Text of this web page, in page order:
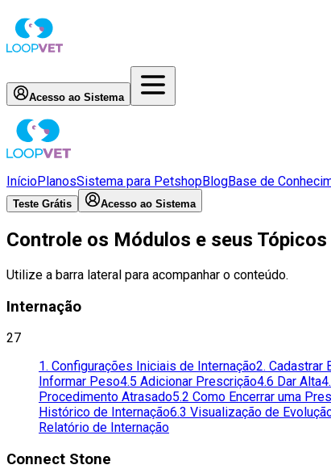
Acesso ao Sistema
InícioPlanosSistema para PetshopBlogBase de
Teste Grátis Acesso ao Sistema
Controle os Módulos e seus Tópicos
Utilize a barra lateral para acompanhar o conteúdo.
Internação
27
1. Configurações Iniciais de Internação2. Cadastrar
Informar Peso4.5 Adicionar Prescrição4.6 Dar Alta
Procedimento Atrasado5.2 Como Encerrar uma
Histórico de Internação6.3 Visualização de
Relatório de Internação
Connect Stone